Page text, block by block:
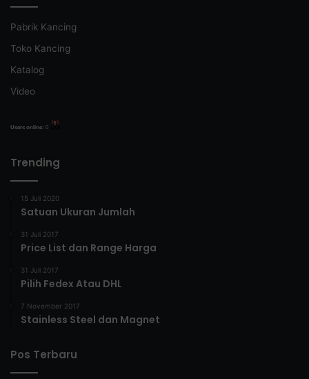
Pabrik Kancing
Toko Kancing
Katalog
Video
Users online: 0
Trending
15 Juli 2020
Satuan Ukuran Jumlah
31 Juli 2017
Price List dan Range Harga
31 Juli 2017
Pilih Fedex Atau DHL
7 November 2017
Stainless Steel dan Magnet
Pos Terbaru